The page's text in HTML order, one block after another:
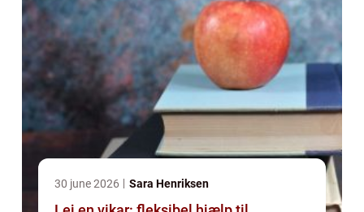
30 june 2026 Sara Henriksen